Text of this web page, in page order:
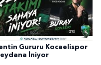
Gururu Kocaelispor
İniyor